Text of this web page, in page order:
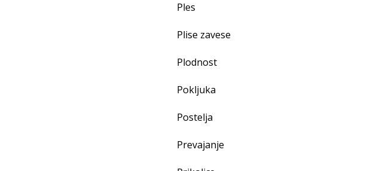
Ples
Plise zavese
Plodnost
Pokljuka
Postelja
Prevajanje